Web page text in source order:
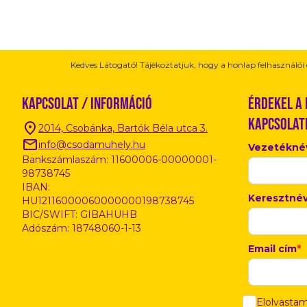
Kapcsolat / Információ
2014, Csobánka, Bartók Béla utca 3.
info@csodamuhely.hu
Bankszámlaszám: 11600006-00000001-
98738745
IBAN:
HU12116000060000000198738745
BIC/SWIFT: GIBAHUHB
Adószám: 18748060-1-13
Érdekel a
Email cím*
Kedves Látogató! Tájékoztatjuk, hogy a honlap